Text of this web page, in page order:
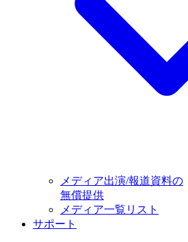
メディア出演/報道資料の
無償提供
メディア一覧リスト
サポート